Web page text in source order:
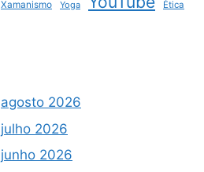
Xamanismo Yoga Ética
agosto 2026
julho 2026
junho 2026